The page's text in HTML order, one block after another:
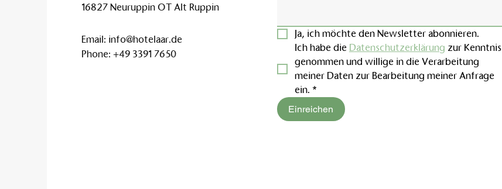
16827 Neuruppin OT Alt Ruppin
Email: info@hotelaar.de
Phone: +49 3391 7650
Ja, ich möchte den Newsletter abonnieren.
Ich habe die Datenschutzerklärung zur Kenntnis
genommen und willige in die Verarbeitung
meiner Daten zur Bearbeitung meiner Anfrage
ein. *
Einreichen